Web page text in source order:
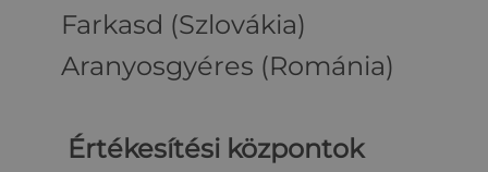
Farkasd (Szlovákia)
Aranyosgyéres (Románia)
Értékesítési központok